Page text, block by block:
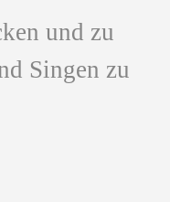
und zu
Singen zu